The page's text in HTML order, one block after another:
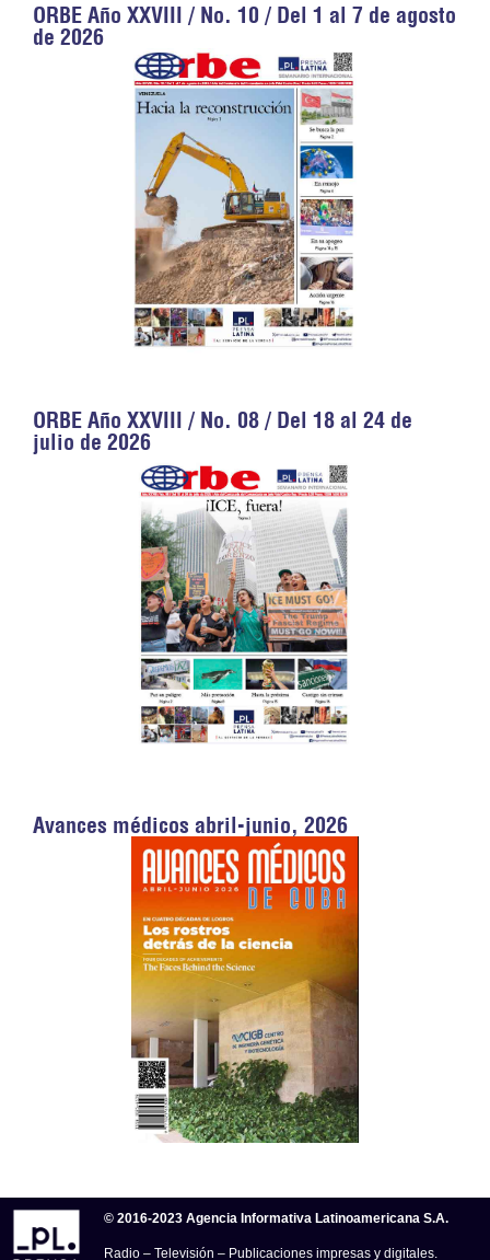
ORBE Año XXVIII / No. 10 / Del 1 al 7 de agosto
de 2026
ORBE Año XXVIII / No. 08 / Del 18 al 24 de
julio de 2026
Avances médicos abril-junio, 2026
© 2016-2023 Agencia Informativa Latinoamericana S.A.
Radio – Televisión – Publicaciones impresas y digitales.